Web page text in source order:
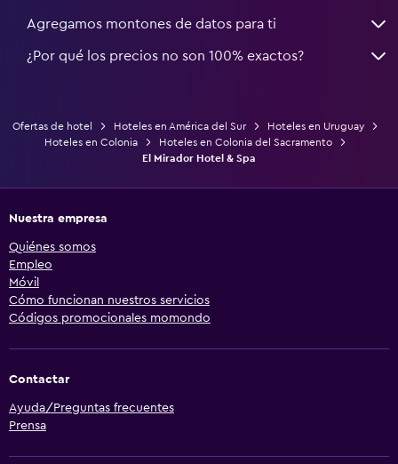
Agregamos montones de datos para ti
¿Por qué los precios no son 100% exactos?
Ofertas de hotel Hoteles en América del Sur
Hoteles en Uruguay
Hoteles en Colonia
Hoteles en Colonia del Sacramento
El Mirador Hotel & Spa
Nuestra empresa
Quiénes somos
Empleo
Móvil
Cómo funcionan nuestros servicios
Códigos promocionales momondo
Contactar
Ayuda/Preguntas frecuentes
Prensa